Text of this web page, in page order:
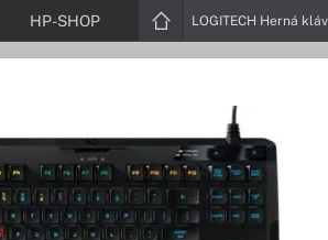
HP-SHOP LOGITECH Herná